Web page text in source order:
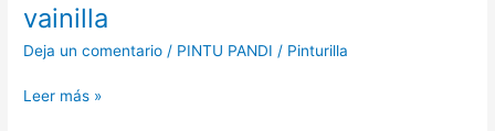
vainilla
Deja un comentario / PINTU PANDI / Pinturilla
vainilla
Leer más »